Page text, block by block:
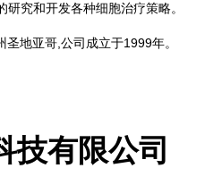
究和开发各种细胞治疗策略。
地亚哥,公司成立于1999年。
技有限公司